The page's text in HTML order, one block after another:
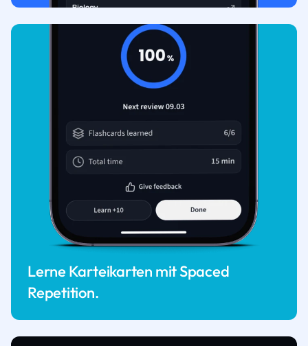
Lerne Karteikarten mit Spaced
Repetition.